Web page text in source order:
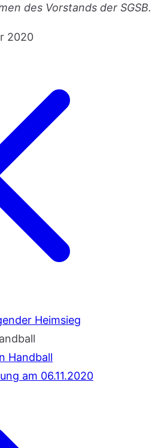
des Vorstands der SGSB.
2020
Heimsieg
Handball
am 06.11.2020